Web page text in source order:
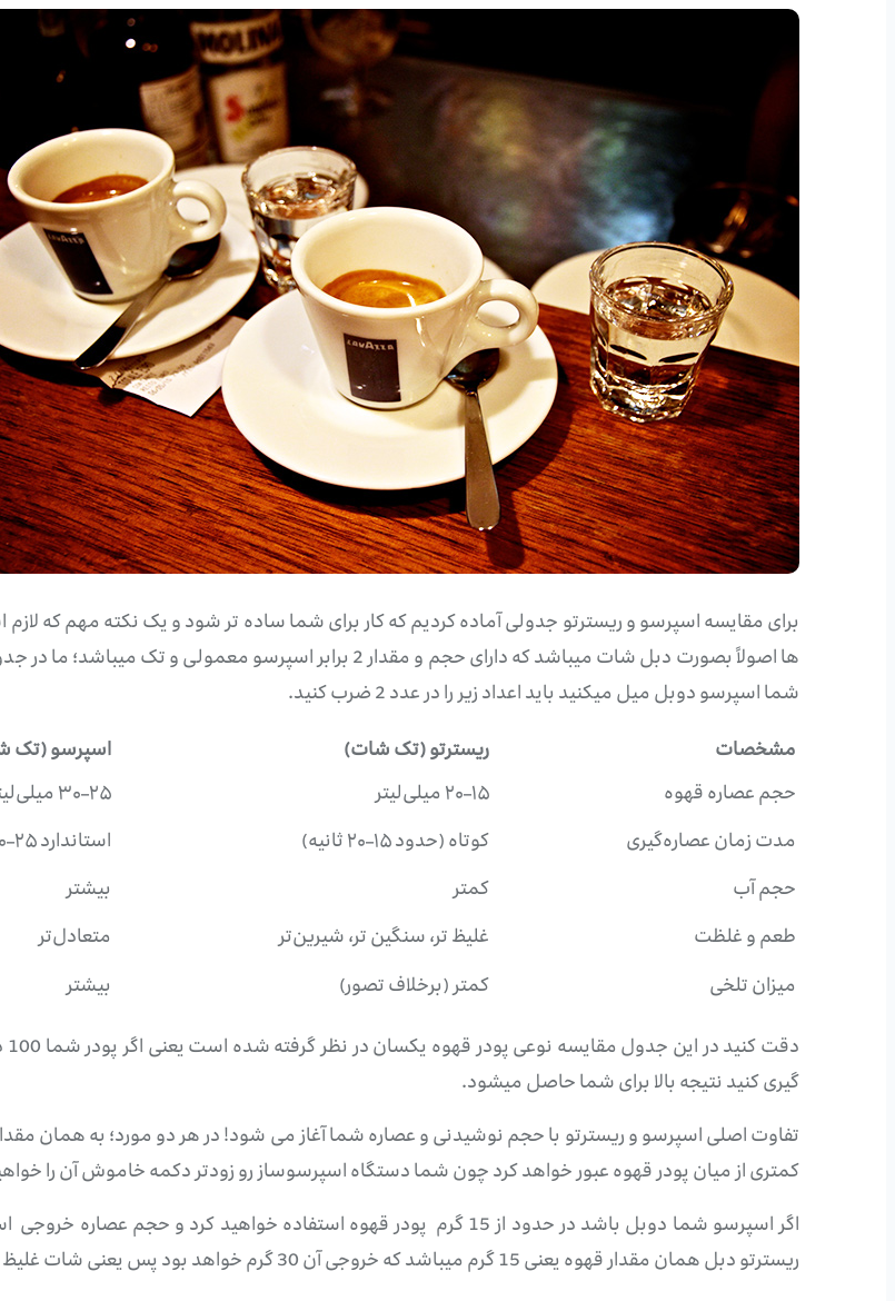
برای مقایسه اسپرسو و ریسترتو جدولی آماده کردیم که کار برای شما ساده تر شود و یک نکته مهم که
ها اصولاً بصورت دبل شات میباشد که دارای حجم و مقدار 2 برابر
شما اسپرسو دوبل میل میکنید باید اعداد زیر را در عدد 2 ضرب کنید.
مشخصات
ریسترتو (تک شات)
اسپرسو (تک
حجم عصاره قهوه
۱۵–۲۰ میلی‌لیتر
۲۵–۳۰ میلی‌لیتر
مدت زمان عصاره‌گیری
کوتاه‌ (حدود ۱۵–۲۰ ثانیه)
استاندارد ۲۵–۳۰ ثانیه
حجم آب
کمتر
بیشتر
طعم و غلظت
غلیظ تر، سنگین تر، شیرین‌تر
متعادل‌تر
میزان تلخی
کمتر (برخلاف تصور) بیشتر
گیری کنید نتیجه بالا برای شما حاصل میشود.
تفاوت اصلی اسپرسو و ریسترتو با حجم نوشیدنی و عصاره شما آغاز می شود! در هر دو مورد؛ به همان
کمتری از میان پودر قهوه عبور خواهد کرد چون شما دستگاه اسپرسوساز رو زودتر دکمه خاموش آن را خواهید زد (بعد از 15
ریسترتو دبل همان مقدار قهوه یعنی 15 گرم میباشد که خروجی آن 30 گرم خواهد بود پس یعنی شات غلیظ تر اما شیرین تر!